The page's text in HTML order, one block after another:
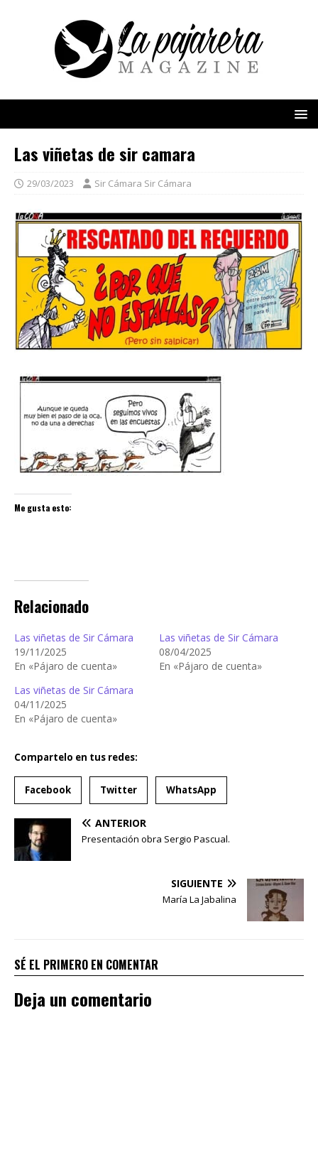
Las viñetas de sir camara
29/03/2023 Sir Cámara Sir Cámara
Me gusta esto:
Relacionado
Las viñetas de Sir Cámara
19/11/2025
En «Pájaro de cuenta»
Las viñetas de Sir Cámara
08/04/2025
En «Pájaro de cuenta»
Las viñetas de Sir Cámara
04/11/2025
En «Pájaro de cuenta»
Compartelo en tus redes:
Facebook Twitter WhatsApp
ANTERIOR
Presentación obra Sergio Pascual.
SIGUIENTE
María La Jabalina
SÉ EL PRIMERO EN COMENTAR
Deja un comentario